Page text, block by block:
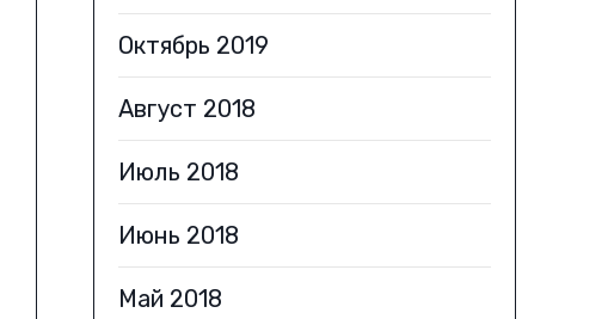
Октябрь 2019
Август 2018
Июль 2018
Июнь 2018
Май 2018